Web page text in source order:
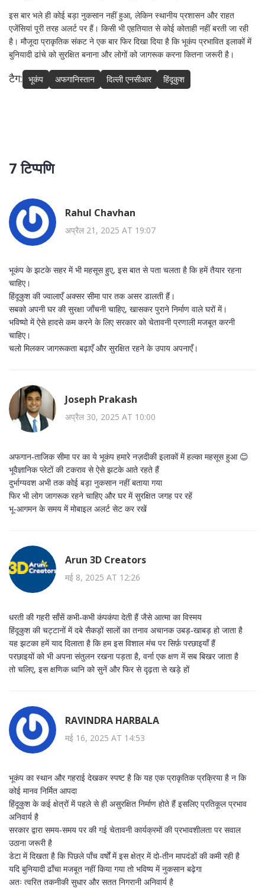
इस बार भले ही कोई बड़ा नुकसान नहीं हुआ, लेकिन स्थानीय प्रशासन और राहत
एजेंसियां पूरी तरह अलर्ट पर हैं। किसी भी एहतियात से कोई कोताही नहीं बरती जा रही
है। मौजूदा प्राकृतिक संकट ने एक बार फिर दिखा दिया है कि भूकंप प्रभावित इलाकों में
बुनियादी ढांचे को सुरक्षित बनाना और लोगों को जागरूक करना कितना जरूरी है।
टैग: भूकंप अफगानिस्तान दिल्ली एनसीआर हिंदूकुश
7 टिप्पणि
Rahul Chavhan
अप्रैल 21, 2025 AT 19:07
भूकंप के झटके सहर में भी महसूस हुए, इस बात से पता चलता है कि हमें तैयार रहना
चाहिए।
हिंदूकुश की ज्वालाएँ अक्सर सीमा पार तक असर डालती हैं।
सबको अपनी घर की सुरक्षा जाँचनी चाहिए, खासकर पुराने निर्माण वाले घरों में।
भविष्यो में ऐसे हादसे कम करने के लिए सरकार को चेतावनी प्रणाली मजबूत करनी
चाहिए।
चलो मिलकर जागरूकता बढ़ाएँ और सुरक्षित रहने के उपाय अपनाएँ।
Joseph Prakash
अप्रैल 30, 2025 AT 10:00
अफगान‑ताजिक सीमा पर का ये भूकंप हमारे नज़दीकी इलाकों में हल्का महसूस हुआ 😊
भूवैज्ञानिक प्लेटों की टकराव से ऐसे झटके आते रहते हैं
दुर्भाग्यवश अभी तक कोई बड़ा नुकसान नहीं बताया गया
फिर भी लोग जागरूक रहने चाहिए और घर में सुरक्षित जगह पर रहें
भू‑आगमन के समय में मोबाइल अलर्ट सेट कर रखें
Arun 3D Creators
मई 8, 2025 AT 12:26
धरती की गहरी साँसें कभी‑कभी कंपकंपा देती हैं जैसे आत्मा का विस्मय
हिंदूकुश की चट्टानों में दबे सैकड़ों सालों का तनाव अचानक उबड़‑खाबड़ हो जाता है
यह झटका हमें याद दिलाता है कि हम इस विशाल मंच पर सिर्फ़ परछाइयाँ हैं
परछाइयों को भी अपना संतुलन रखना पड़ता है, वर्ना एक क्षण में सब बिखर जाता है
तो चलिए, इस क्षणिक ध्वनि को सुनें और फिर से दृढ़ता से खड़े हों
RAVINDRA HARBALA
मई 16, 2025 AT 14:53
भूकंप का स्थान और गहराई देखकर स्पष्ट है कि यह एक प्राकृतिक प्रक्रिया है न कि
कोई मानव निर्मित आपदा
हिंदूकुश के कई क्षेत्रों में पहले से ही असुरक्षित निर्माण होते हैं इसलिए प्रतिकूल प्रभाव
अनिवार्य है
सरकार द्वारा समय‑समय पर की गई चेतावनी कार्यक्रमों की प्रभावशीलता पर सवाल
उठाना जरूरी है
डेटा में दिखता है कि पिछले पाँच वर्षों में इस क्षेत्र में दो‑तीन मापदंडों की कमी रही है
यदि बुनियादी ढाँचा मजबूत नहीं किया गया तो भविष्य में नुकसान बढ़ेगा
अतः त्वरित तकनीकी सुधार और सतत निगरानी अनिवार्य है